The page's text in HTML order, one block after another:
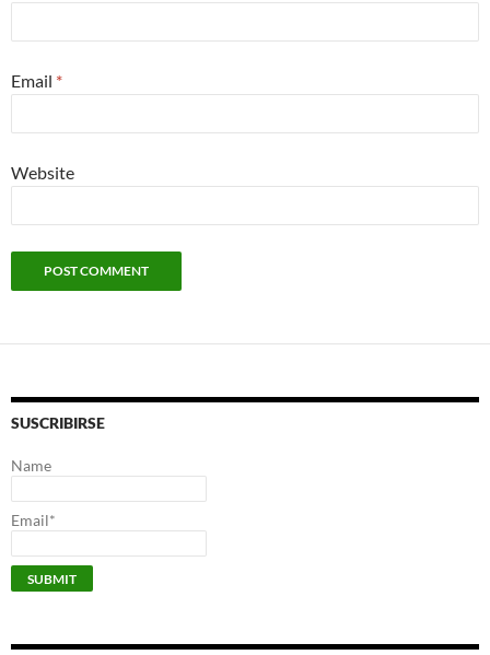
Email *
Website
SUSCRIBIRSE
Name
Email*